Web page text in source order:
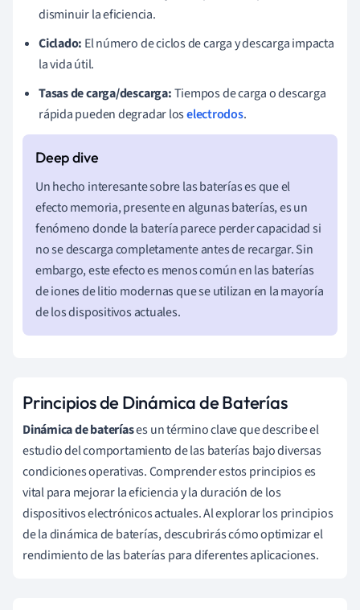
disminuir la eficiencia.
Ciclado: El número de ciclos de carga y descarga impacta
la vida útil.
Tasas de carga/descarga:Tiempos de carga o descarga
rápida pueden degradar loselectrodos.
Un hecho interesante sobre las baterías es que el
efecto memoria, presente en algunas baterías, es un
fenómeno donde la batería parece perder capacidad si
no se descarga completamente antes de recargar. Sin
embargo, este efecto es menos común en las baterías
de iones de litio modernas que se utilizan en la mayoría
de los dispositivos actuales.
Principios de Dinámica de Baterías
Dinámica de bateríases un término clave que describe el
estudio del comportamiento de las baterías bajo diversas
condiciones operativas. Comprender estos principios es
vital para mejorar la eficiencia y la duración de los
dispositivos electrónicos actuales. Al explorar los principios
de la dinámica de baterías, descubrirás cómo optimizar el
rendimiento de las baterías para diferentes aplicaciones.